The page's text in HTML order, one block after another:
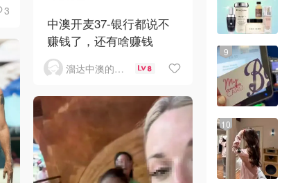
3
中澳开麦37-银行都说不
赚钱了，还有啥赚钱
溜达中澳的王公子 8